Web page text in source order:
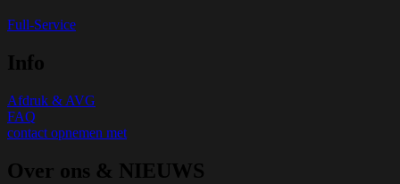
Full-Service
Info
Afdruk & AVG
FAQ
contact opnemen met
Over ons & NIEUWS